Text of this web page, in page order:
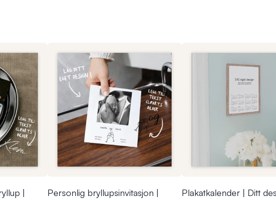
|
Personlig bryllupsinvitasjon |
Plakatkalender | Ditt